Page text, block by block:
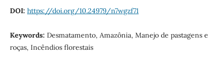
DOI: https://doi.org/10.24979/n7wgzf71
Keywords: Desmatamento, Amazônia, Manejo de pastagens e
roças, Incêndios florestais